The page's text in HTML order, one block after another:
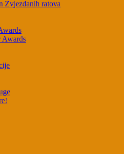
Zvjezdanih ratova
Awards